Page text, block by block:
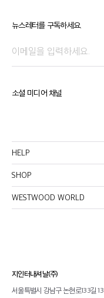
뉴스레터를 구독하세요.
소셜 미디어 채널
HELP
고객서비스
비회원주문조회
선물포장서비스
반품 및 환불정책
매장찾기
SHOP
멤버십안내
이용약관
이메일무단수집거부
WESTWOOD WORLD
지인터내셔날(주)
서울특별시 강남구 논현로133길 13